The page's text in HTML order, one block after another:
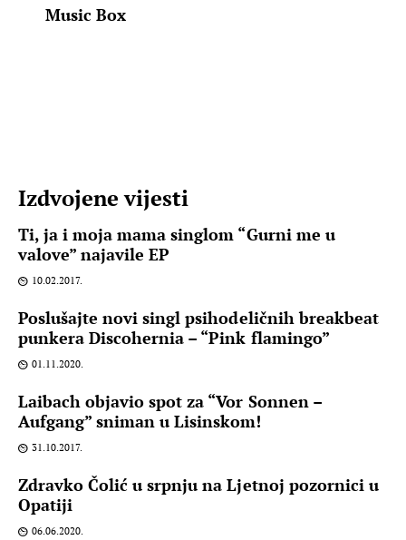
Music Box
Izdvojene vijesti
Ti, ja i moja mama singlom “Gurni me u
valove” najavile EP
10.02.2017.
Poslušajte novi singl psihodeličnih breakbeat
punkera Discohernia – “Pink flamingo”
01.11.2020.
Laibach objavio spot za “Vor Sonnen –
Aufgang” sniman u Lisinskom!
31.10.2017.
Zdravko Čolić u srpnju na Ljetnoj pozornici u
Opatiji
06.06.2020.